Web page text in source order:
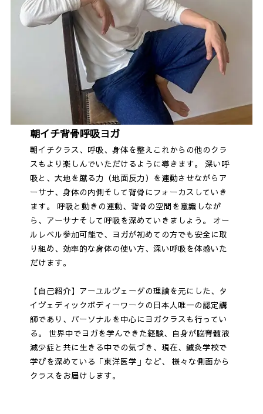
朝イチ背骨呼吸ヨガ
朝イチクラス、呼吸、身体を整えこれからの他のクラ
スもより楽しんでいただけるように導きます。 深い呼
吸と、大地を蹴る力（地面反力）を連動させながらア
ーサナ、身体の内側そして背骨にフォーカスしていき
ます。 呼吸と動きの連動、背骨の空間を意識しなが
ら、アーサナそして呼吸を深めていきましょう。 オー
ルレベル参加可能で、ヨガが初めての方でも安全に取
り組め、効率的な身体の使い方、深い呼吸を体感いた
だけます。
【自己紹介】アーユルヴェーダの理論を元にした、タ
イヴェディックボディーワークの日本人唯一の認定講
師であり、パーソナルを中心にヨガクラスも行ってい
る。 世界中でヨガを学んできた経験、自身が脳脊髄液
減少症と共に生きる中での気づき、現在、鍼灸学校で
学びを深めている「東洋医学」など、 様々な側面から
クラスをお届けします。